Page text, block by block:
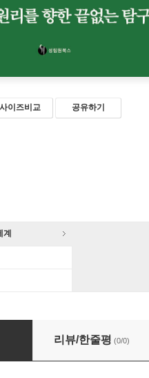
사이즈비교 공유하기
위한 생물학의 역사 (큰글자
리뷰/한줄평 (0/0)